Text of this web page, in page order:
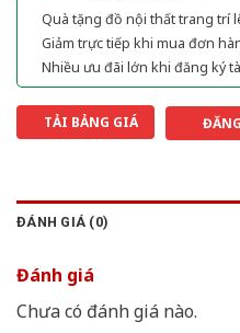
Quà tặng đồ nội thất trang trí
Giảm trực tiếp khi mua đơn
Nhiều ưu đãi lớn khi đăng ký
TẢI BẢNG GIÁ
ĐÁNH GIÁ (0)
Đánh giá
Chưa có đánh giá nào.